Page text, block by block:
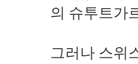
의 슈투트가
그러나 스위